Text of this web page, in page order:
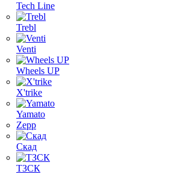
Tech Line
Trebl
Venti
Wheels UP
X'trike
Yamato
Zepp
Скад
ТЗСК